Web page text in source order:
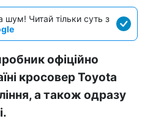
шум! Читай тільки суть з
офіційно
кросовер Toyota
а також одразу